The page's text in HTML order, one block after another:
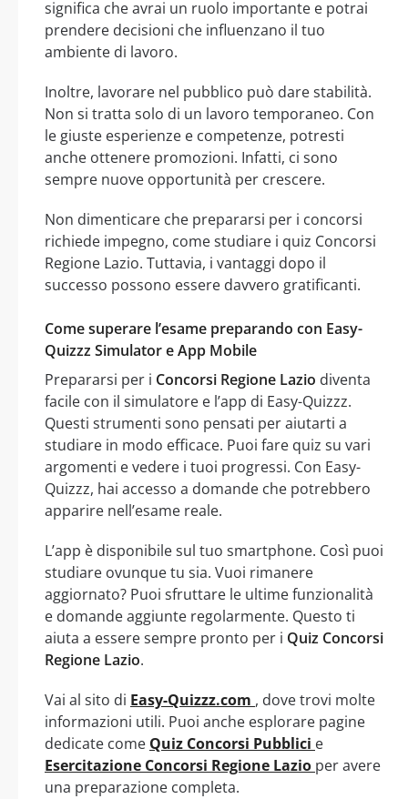
significa che avrai un ruolo importante e potrai
prendere decisioni che influenzano il tuo
ambiente di lavoro.
Inoltre, lavorare nel pubblico può dare stabilità.
Non si tratta solo di un lavoro temporaneo. Con
le giuste esperienze e competenze, potresti
anche ottenere promozioni. Infatti, ci sono
sempre nuove opportunità per crescere.
Non dimenticare che prepararsi per i concorsi
richiede impegno, come studiare i quiz Concorsi
Regione Lazio. Tuttavia, i vantaggi dopo il
successo possono essere davvero gratificanti.
Come superare l’esame preparando con Easy-
Quizzz Simulator e App Mobile
Prepararsi per i Concorsi Regione Lazio diventa
facile con il simulatore e l’app di Easy-Quizzz.
Questi strumenti sono pensati per aiutarti a
studiare in modo efficace. Puoi fare quiz su vari
argomenti e vedere i tuoi progressi. Con Easy-
Quizzz, hai accesso a domande che potrebbero
apparire nell’esame reale.
L’app è disponibile sul tuo smartphone. Così puoi
studiare ovunque tu sia. Vuoi rimanere
aggiornato? Puoi sfruttare le ultime funzionalità
e domande aggiunte regolarmente. Questo ti
aiuta a essere sempre pronto per i Quiz Concorsi
Regione Lazio.
Vai al sito di Easy-Quizzz.com , dove trovi molte
informazioni utili. Puoi anche esplorare pagine
dedicate come Quiz Concorsi Pubblici e
Esercitazione Concorsi Regione Lazio per avere
una preparazione completa.